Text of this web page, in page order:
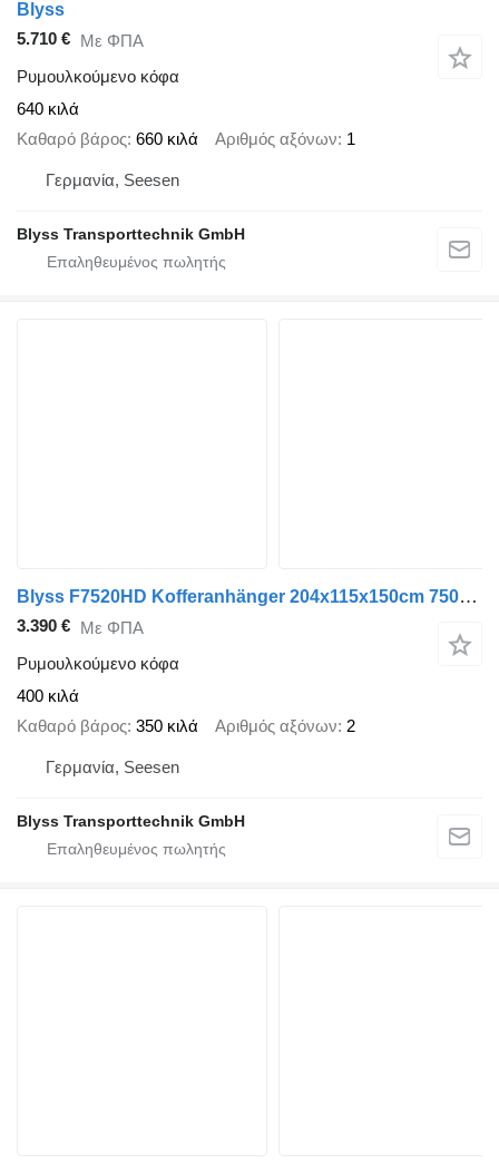
Blyss
5.710 € Με ΦΠΑ
Ρυμουλκούμενο κόφα
640 κιλά
Καθαρό βάρος 660 κιλά Αριθμός αξόνων 1
Γερμανία, Seesen
Blyss Transporttechnik GmbH
Blyss F7520HD Kofferanhänger 204x115x150cm 750kg zGG
3.390 € Με ΦΠΑ
Ρυμουλκούμενο κόφα
400 κιλά
Καθαρό βάρος 350 κιλά Αριθμός αξόνων 2
Γερμανία, Seesen
Blyss Transporttechnik GmbH